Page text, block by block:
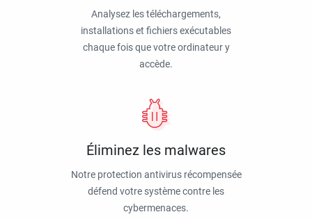
Analysez les téléchargements,
installations et fichiers exécutables
chaque fois que votre ordinateur y
accède.
Éliminez les malwares
Notre protection antivirus récompensée
défend votre système contre les
cybermenaces.